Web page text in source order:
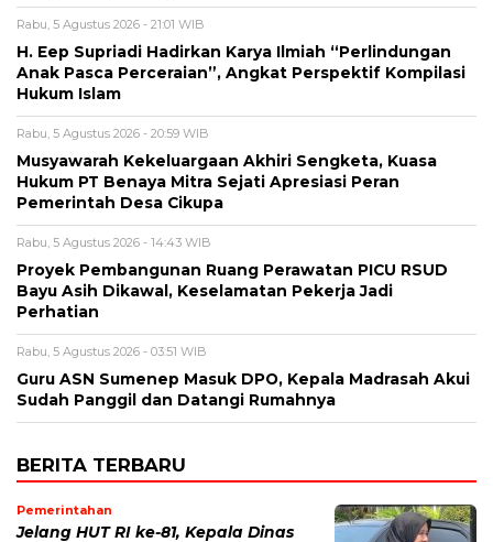
Rabu, 5 Agustus 2026 - 21:01 WIB
H. Eep Supriadi Hadirkan Karya Ilmiah “Perlindungan
Anak Pasca Perceraian”, Angkat Perspektif Kompilasi
Hukum Islam
Rabu, 5 Agustus 2026 - 20:59 WIB
Musyawarah Kekeluargaan Akhiri Sengketa, Kuasa
Hukum PT Benaya Mitra Sejati Apresiasi Peran
Pemerintah Desa Cikupa
Rabu, 5 Agustus 2026 - 14:43 WIB
Proyek Pembangunan Ruang Perawatan PICU RSUD
Bayu Asih Dikawal, Keselamatan Pekerja Jadi
Perhatian
Rabu, 5 Agustus 2026 - 03:51 WIB
Guru ASN Sumenep Masuk DPO, Kepala Madrasah Akui
Sudah Panggil dan Datangi Rumahnya
BERITA TERBARU
Pemerintahan
Jelang HUT RI ke-81, Kepala Dinas